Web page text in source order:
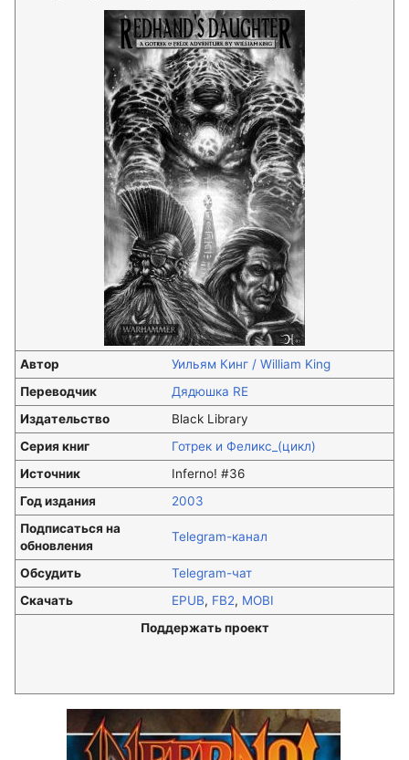
Автор
Уильям Кинг / William King
Переводчик
Дядюшка RE
Издательство
Black Library
Серия книг
Готрек и Феликс_(цикл)
Источник
Inferno! #36
Год издания
2003
Подписаться на
обновления
Telegram-канал
Обсудить
Telegram-чат
Скачать
EPUB, FB2, MOBI
Поддержать проект